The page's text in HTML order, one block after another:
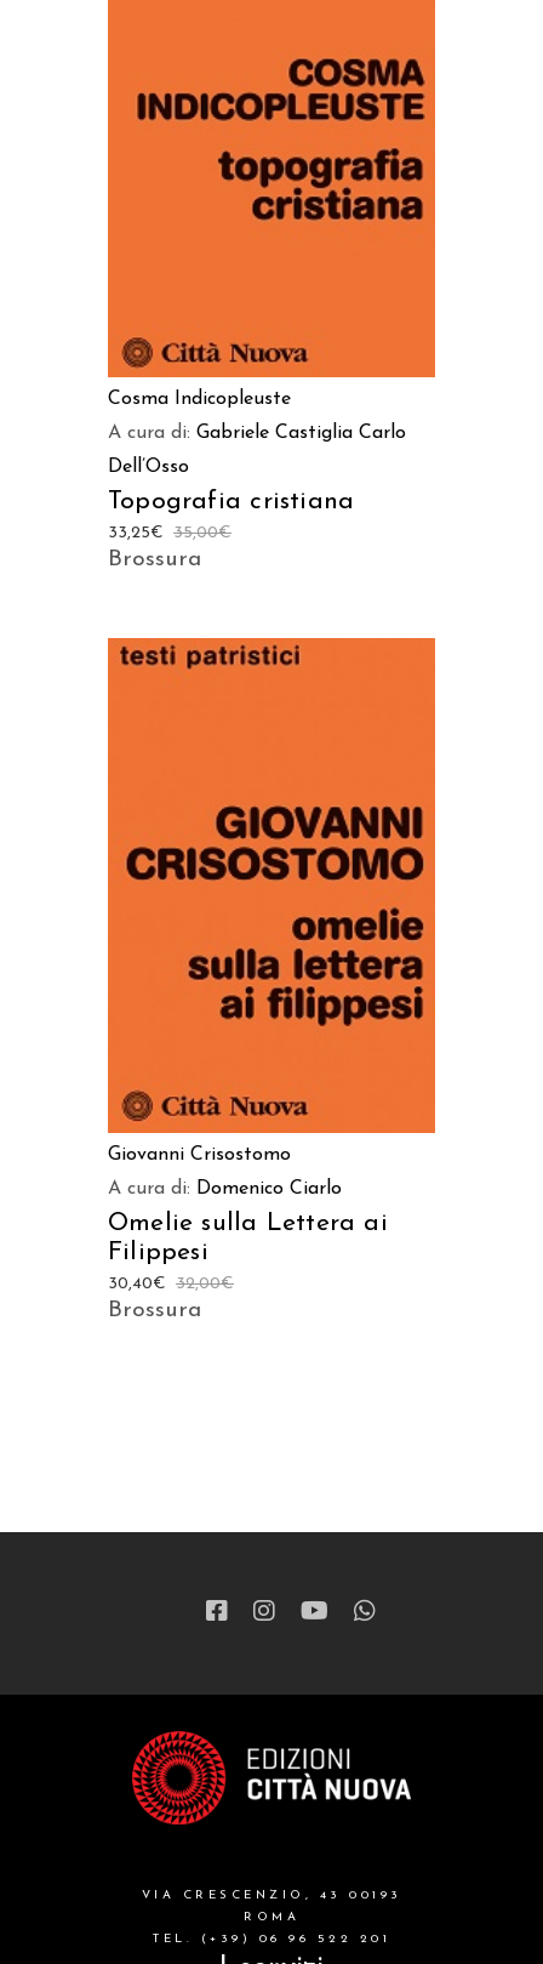
Cosma Indicopleuste
A cura di: Gabriele Castiglia Carlo
Dell’Osso
Topografia cristiana
35,00€
33,25€
Brossura
AGGIUNGI AL CARRELLO
Giovanni Crisostomo
A cura di: Domenico Ciarlo
Omelie sulla Lettera ai
Filippesi
32,00€
30,40€
Brossura
VIA CRESCENZIO, 43 00193
ROMA
TEL. (+39) 06 96 522 201